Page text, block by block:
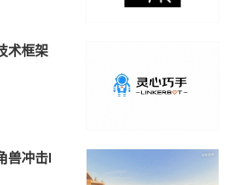
术框架
兽冲击I